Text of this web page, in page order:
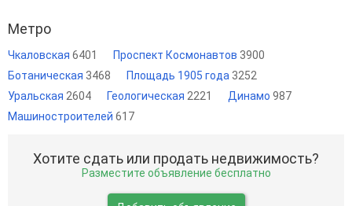
Метро
Чкаловская 6401 Проспект Космонавтов 3900
Ботаническая 3468 Площадь 1905 года 3252
Уральская 2604 Геологическая 2221 Динамо 987
Машиностроителей 617
Хотите сдать или продать недвижимость?
Разместите объявление бесплатно